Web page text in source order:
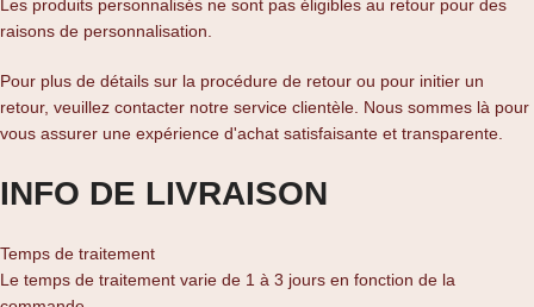
Les produits personnalisés ne sont pas éligibles au retour pour des
raisons de personnalisation.
Pour plus de détails sur la procédure de retour ou pour initier un
retour, veuillez contacter notre service clientèle. Nous sommes là pour
vous assurer une expérience d'achat satisfaisante et transparente.
INFO DE LIVRAISON
Temps de traitement
Le temps de traitement varie de 1 à 3 jours en fonction de la